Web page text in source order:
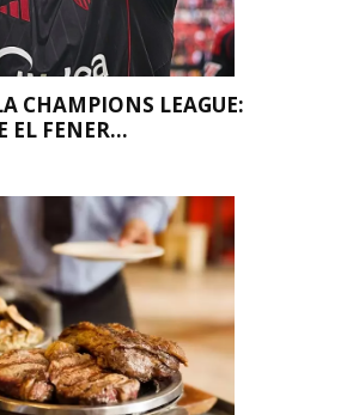
CHAMPIONS LEAGUE:
EL FENER...